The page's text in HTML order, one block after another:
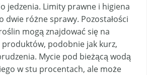
jedzenia. Limity prawne i higiena
dwie różne sprawy. Pozostałości
mogą znajdować się na
produktów, podobnie jak kurz,
Mycie pod bieżącą wodą
w stu procentach, ale może